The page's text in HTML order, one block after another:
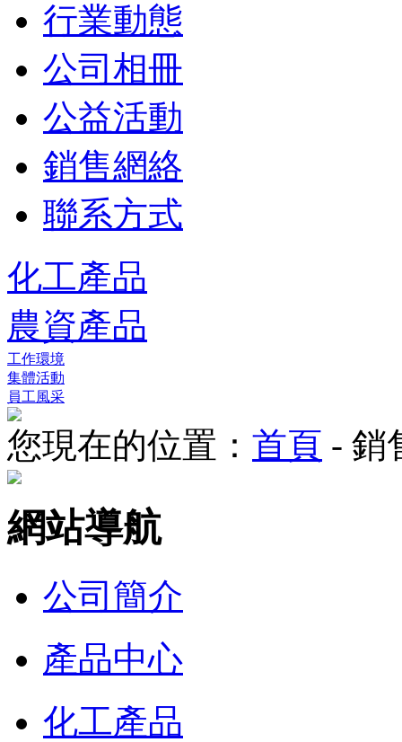
行業動態
公司相冊
公益活動
銷售網絡
聯系方式
化工產品
農資產品
工作環境
集體活動
員工風采
您現在的位置： 首頁 - 銷
網站導航
公司簡介
產品中心
化工產品